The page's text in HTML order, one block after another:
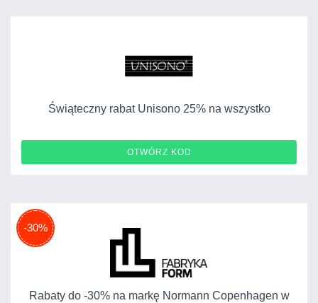
Świąteczny rabat Unisono 25% na wszystko
OTWÓRZ KOD
-30%
Rabaty do -30% na markę Normann Copenhagen w